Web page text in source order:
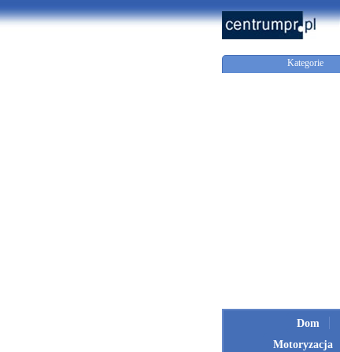
Kategorie
Dom
Motoryzacja